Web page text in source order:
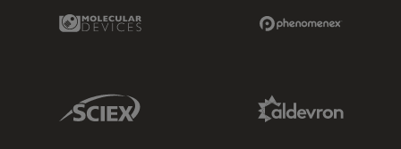
Molecular Devices Link
Sciex Link